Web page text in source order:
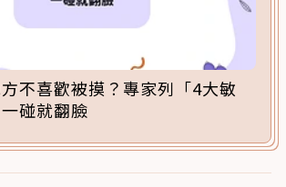
不喜歡被摸？專家列「4大敏
碰就翻臉